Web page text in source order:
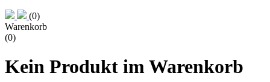
(0)
Warenkorb
(0)
Kein Produkt im Warenkorb